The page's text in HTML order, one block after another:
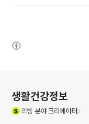
생활건강정보
리빙 분야 크리에이터